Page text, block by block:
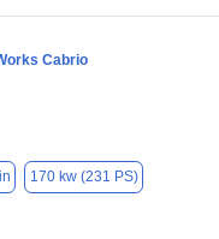
Cabrio
170 kw (231 PS)